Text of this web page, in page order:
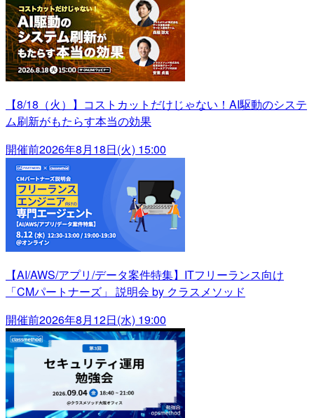
【8/18（火）】コストカットだけじゃない！AI駆動のシステ
ム刷新がもたらす本当の効果
開催前2026年8月18日(火) 15:00
【AI/AWS/アプリ/データ案件特集】ITフリーランス向け
「CMパートナーズ」 説明会 by クラスメソッド
開催前2026年8月12日(水) 19:00